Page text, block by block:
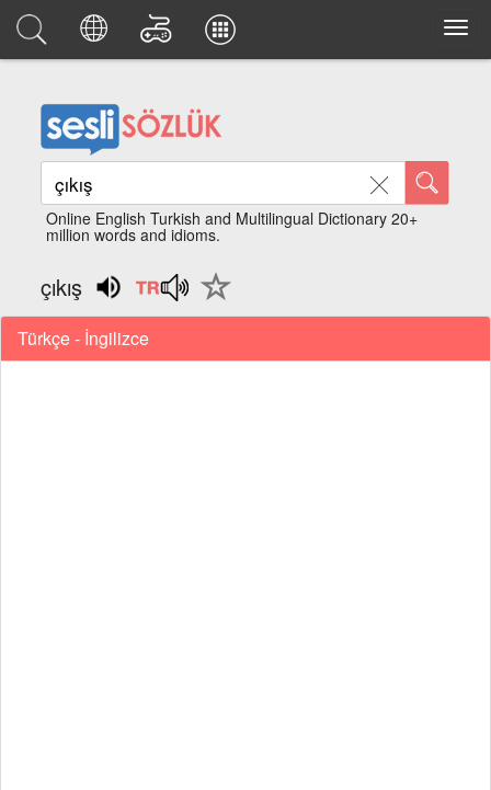
Online English Turkish and Multilingual Dictionary 20+
million words and idioms.
çıkış
Türkçe - İngilizce